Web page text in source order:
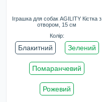
Іграшка для собак AGILITY Кістка з
отвором, 15 см
Колір:
Блакитний Зелений
Помаранчевий
Рожевий